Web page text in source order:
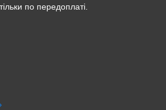
по передоплаті.